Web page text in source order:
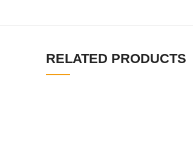
RELATED PRODUCTS